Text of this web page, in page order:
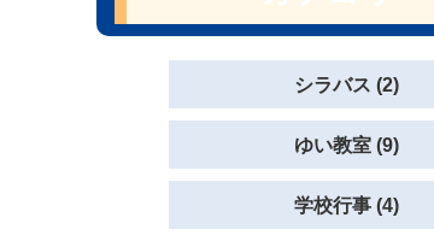
シラバス (2)
ゆい教室 (9)
学校行事 (4)